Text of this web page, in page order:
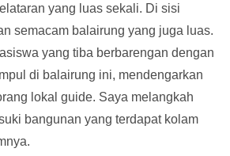
yang luas sekali. Di sisi
semacam balairung yang juga luas.
yang tiba berbarengan dengan
di balairung ini, mendengarkan
lokal guide. Saya melangkah
bangunan yang terdapat kolam